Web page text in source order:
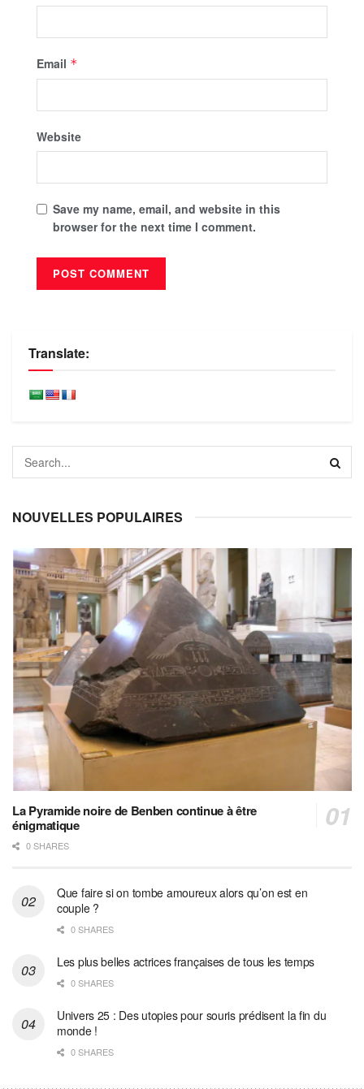
Email *
Website
Save my name, email, and website in this
browser for the next time I comment.
Translate:
NOUVELLES POPULAIRES
La Pyramide noire de Benben continue à être
énigmatique
0 SHARES
Que faire si on tombe amoureux alors qu’on est en
couple ?
0 SHARES
Les plus belles actrices françaises de tous les temps
0 SHARES
Univers 25 : Des utopies pour souris prédisent la fin du
monde !
0 SHARES